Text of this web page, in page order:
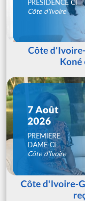
PRESIDENCE CI
Côte d'Ivoire
Côte
Koné
7 Août
2026
PREMIERE
DAME CI
Côte d'Ivoire
Côte d'Ivoire-